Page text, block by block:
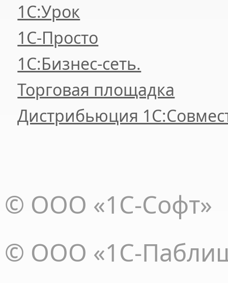
1С:Урок
1C-Просто
1С:Бизнес-сеть.
Торговая площадка
Дистрибьюция
© ООО «1С-Софт»
© ООО «1С-